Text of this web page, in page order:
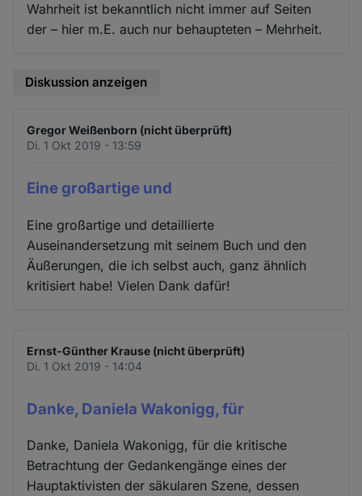
Wahrheit ist bekanntlich nicht immer auf Seiten
der – hier m.E. auch nur behaupteten – Mehrheit.
Diskussion anzeigen
Gregor Weißenborn (nicht überprüft)
Di. 1 Okt 2019 - 13:59
Eine großartige und
Eine großartige und detaillierte
Auseinandersetzung mit seinem Buch und den
Äußerungen, die ich selbst auch, ganz ähnlich
kritisiert habe! Vielen Dank dafür!
Ernst-Günther Krause (nicht überprüft)
Di. 1 Okt 2019 - 14:04
Danke, Daniela Wakonigg, für
Danke, Daniela Wakonigg, für die kritische
Betrachtung der Gedankengänge eines der
Hauptaktivisten der säkularen Szene, dessen